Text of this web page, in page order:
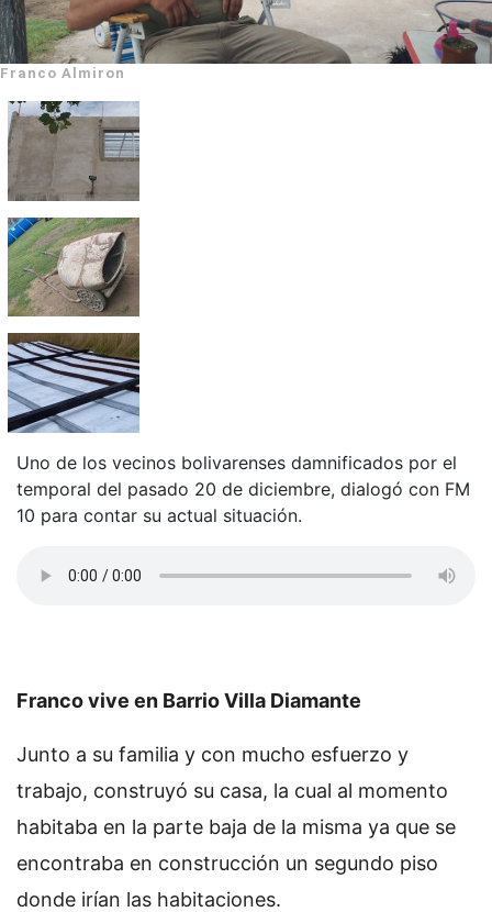
Franco Almiron
Uno de los vecinos bolivarenses damnificados por el
temporal del pasado 20 de diciembre, dialogó con FM
10 para contar su actual situación.
Franco vive en Barrio Villa Diamante
Junto a su familia y con mucho esfuerzo y
trabajo, construyó su casa, la cual al momento
habitaba en la parte baja de la misma ya que se
encontraba en construcción un segundo piso
donde irían las habitaciones.